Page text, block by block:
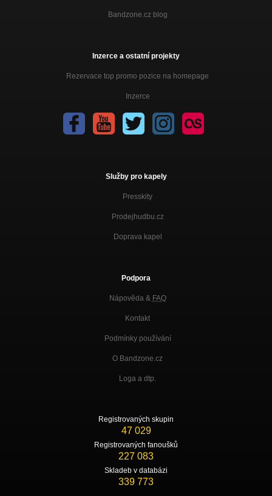
Bandzone.cz blog
Inzerce a ostatní projekty
Rezervace top promo pozice na homepage
Inzerce
Služby pro kapely
Presskity
Prodejhudbu.cz
Doprava kapel
Podpora
Nápověda & FAQ
Kontakt
Podmínky používání
O Bandzone.cz
Loga a dtp.
Registrovaných skupin
47 029
Registrovaných fanoušků
227 083
Skladeb v databázi
339 773